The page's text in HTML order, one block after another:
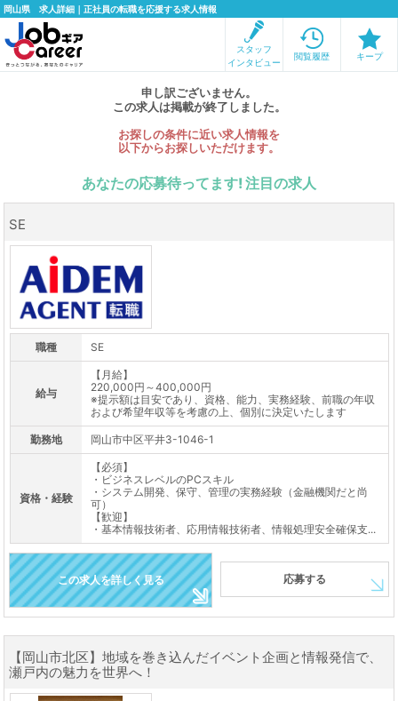
岡山県 求人詳細｜正社員の転職を応援する求人情報
スタッフ
インタビュー
閲覧履歴 キープ
申し訳ございません。
この求人は掲載が終了しました。
お探しの条件に近い求人情報を
以下からお探しいただけます。
あなたの応募待ってます! 注目の求人
SE
職種 SE
給与
【月給】
220,000円～400,000円
※提示額は目安であり、資格、能力、実務経験、前職の年収
および希望年収等を考慮の上、個別に決定いたします
勤務地 岡山市中区平井3-1046-1
資格・経験
【必須】
・ビジネスレベルのPCスキル
・システム開発、保守、管理の実務経験（金融機関だと尚
可）
【歓迎】
・基本情報技術者、応用情報技術者、情報処理安全確保支...
この求人を詳しく見る 応募する
【岡山市北区】地域を巻き込んだイベント企画と情報発信で、
瀬戸内の魅力を世界へ！